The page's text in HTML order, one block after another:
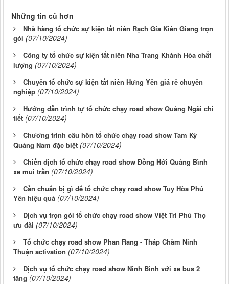
Những tin cũ hơn
Nhà hàng tổ chức sự kiện tất niên Rạch Gía Kiên Giang trọn
gói (07/10/2024)
Công ty tổ chức sự kiện tất niên Nha Trang Khánh Hòa chất
lượng (07/10/2024)
Chuyên tổ chức sự kiện tất niên Hưng Yên giá rẻ chuyên
nghiệp (07/10/2024)
Hướng dẫn trình tự tổ chức chạy road show Quảng Ngãi chi
tiết (07/10/2024)
Chương trình cầu hôn tổ chức chạy road show Tam Kỳ
Quảng Nam đặc biệt (07/10/2024)
Chiến dịch tổ chức chạy road show Đồng Hới Quảng Bình
xe mui trần (07/10/2024)
Cần chuẩn bị gì để tổ chức chạy road show Tuy Hòa Phú
Yên hiệu quả (07/10/2024)
Dịch vụ trọn gói tổ chức chạy road show Việt Trì Phú Thọ
ưu đãi (07/10/2024)
Tổ chức chạy road show Phan Rang - Tháp Chàm Ninh
Thuận activation (07/10/2024)
Dịch vụ tổ chức chạy road show Ninh Bình với xe bus 2
tầng (07/10/2024)